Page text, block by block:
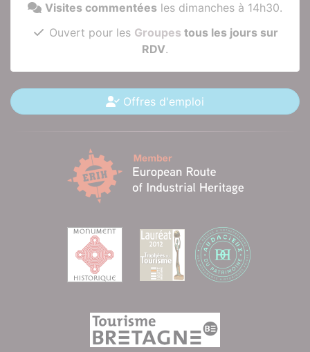
Visites commentées les dimanches à 14h30.
Ouvert pour les Groupes tous les jours sur
RDV.
Offres d'emploi